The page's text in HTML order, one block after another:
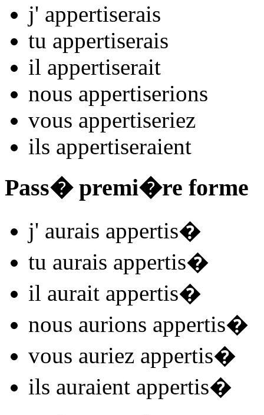
j' appertiserais
tu appertiserais
il appertiserait
nous appertiserions
vous appertiseriez
ils appertiseraient
Pass� premi�re forme
j' aurais appertis�
tu aurais appertis�
il aurait appertis�
nous aurions appertis�
vous auriez appertis�
ils auraient appertis�